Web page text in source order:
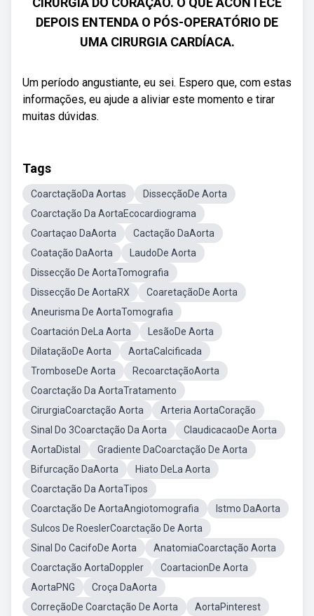
DEPOIS ENTENDA O PÓS-OPERATÓRIO DE
UMA CIRURGIA CARDÍACA.
Um período angustiante, eu sei. Espero que, com estas
informações, eu ajude a aliviar este momento e tirar
muitas dúvidas.
Tags
CoarctaçãoDa Aortas
DissecçãoDe Aorta
Coarctação Da AortaEcocardiograma
Coartaçao DaAorta
Cactação DaAorta
Coatação DaAorta
LaudoDe Aorta
Dissecção De AortaTomografia
Dissecção De AortaRX
CoaretaçãoDe Aorta
Aneurisma De AortaTomografia
Coartación DeLa Aorta
LesãoDe Aorta
DilataçãoDe Aorta
AortaCalcificada
TromboseDe Aorta
RecoarctaçãoAorta
Coarctação Da AortaTratamento
CirurgiaCoarctação Aorta
Arteria AortaCoração
Sinal Do 3Coarctação Da Aorta
ClaudicacaoDe Aorta
AortaDistal
Gradiente DaCoarctação De Aorta
Bifurcação DaAorta
Hiato DeLa Aorta
Coarctação Da AortaTipos
Coarctação De AortaAngiotomografia
Istmo DaAorta
Sulcos De RoeslerCoarctação De Aorta
Sinal Do CacifoDe Aorta
AnatomiaCoarctação Aorta
Coarctação AortaDoppler
CoartacionDe Aorta
AortaPNG
Croça DaAorta
CorreçãoDe Coarctação De Aorta
AortaPinterest